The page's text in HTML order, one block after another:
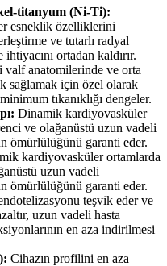
titanyum (Ni-Ti):
esneklik özelliklerini
ve tutarlı radyal
ortadan kaldırır.
valf anatomilerinde ve orta
sağlamak için özel olarak
tıkanıklığı dengeler.
Dinamik kardiyovasküler
ve olağanüstü uzun vadeli
ömürlülüğünü garanti eder.
kardiyovasküler ortamlarda
uzun vadeli
ömürlülüğünü garanti eder.
teşvik eder ve
uzun vadeli hasta
en aza indirilmesi
Cihazın profilini en aza